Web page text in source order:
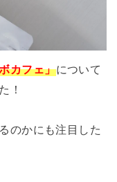
カフェ」について
！
のかにも注目した